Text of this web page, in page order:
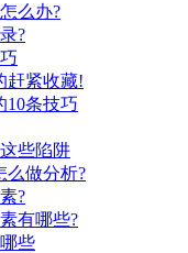
么办?
?
赶紧收藏!
10条技巧
些陷阱
么做分析?
?
有哪些?
些